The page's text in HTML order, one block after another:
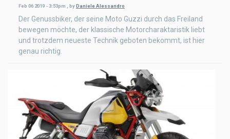
Feb 06 2019 - 3:53pm byDaniele Alessandro
Der Genussbiker, der seine Moto Guzzi durch das Freiland
bewegen möchte, der klassische Motorcharaktaristik liebt
und trotzdem neueste Technik geboten bekommt, ist hier
genau richtig.